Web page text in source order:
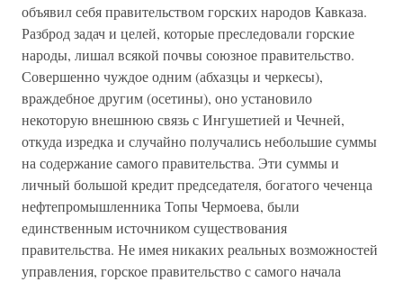
объявил себя правительством горских народов Кавказа.
Разброд задач и целей, которые преследовали горские
народы, лишал всякой почвы союзное правительство.
Совершенно чуждое одним (абхазцы и черкесы),
враждебное другим (осетины), оно установило
некоторую внешнюю связь с Ингушетией и Чечней,
откуда изредка и случайно получались небольшие суммы
на содержание самого правительства. Эти суммы и
личный большой кредит председателя, богатого чеченца
нефтепромышленника Топы Чермоева, были
единственным источником существования
правительства. Не имея никаких реальных возможностей
управления, горское правительство с самого начала